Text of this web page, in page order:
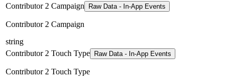
Contributor 2 Campaign Raw Data - In-App Events
Contributor 2 Campaign
string
Contributor 2 Touch Type
Raw Data - In-App Events
Contributor 2 Touch Type